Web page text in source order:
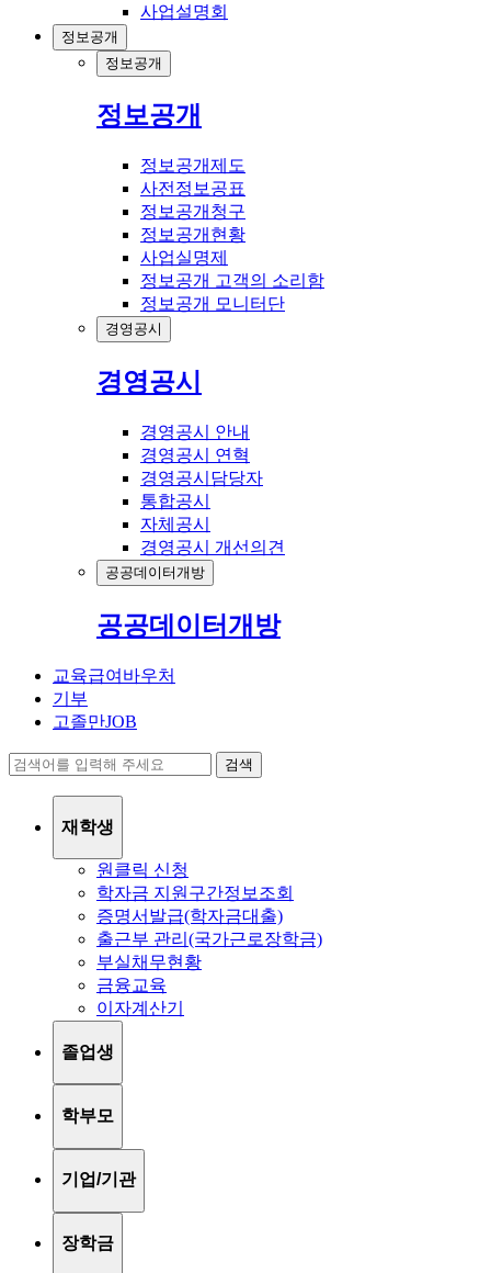
사업설명회
정보공개
정보공개
정보공개
정보공개제도
사전정보공표
정보공개청구
정보공개현황
사업실명제
정보공개 고객의 소리함
정보공개 모니터단
경영공시
경영공시
경영공시 안내
경영공시 연혁
경영공시담당자
통합공시
자체공시
경영공시 개선의견
공공데이터개방
공공데이터개방
교육급여바우처
기부
고졸만JOB
검색
재학생
원클릭 신청
학자금 지원구간정보조회
증명서발급(학자금대출)
출근부 관리(국가근로장학금)
부실채무현황
금융교육
이자계산기
졸업생
학부모
기업/기관
장학금